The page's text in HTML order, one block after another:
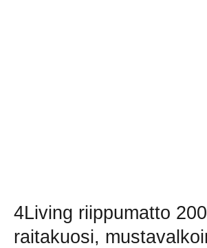
4Living riippumatto
raitakuosi,